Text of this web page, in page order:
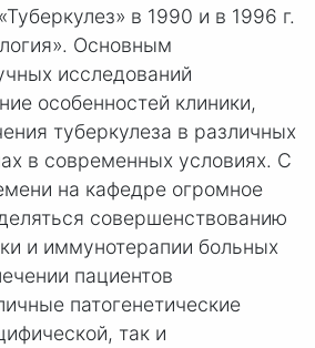
в 1990 и в 1996 г.
Основным
исследований
особенностей клиники,
туберкулеза в различных
в современных условиях. С
на кафедре огромное
совершенствованию
и иммунотерапии больных
пациентов
патогенетические
так и